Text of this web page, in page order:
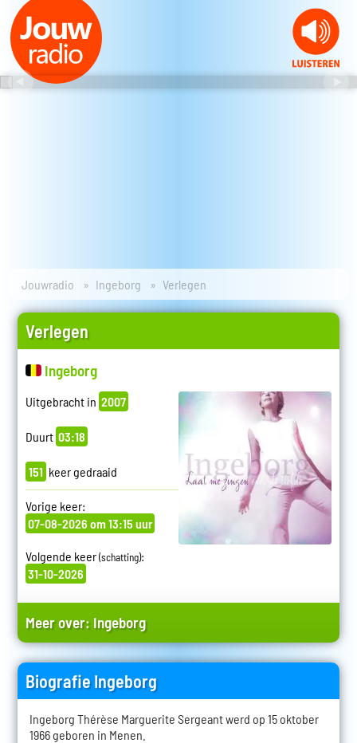
Jouwradio Ingeborg Verlegen
Verlegen
Ingeborg
Uitgebracht in 2007
Duurt 03:18
151 keer gedraaid
Vorige keer:
07-08-2026 om 13:15 uur
Volgende keer(schatting):
31-10-2026
Meer over: Ingeborg
Biografie Ingeborg
Ingeborg Thérèse Marguerite Sergeant werd op 15 oktober
1966 geboren in Menen.